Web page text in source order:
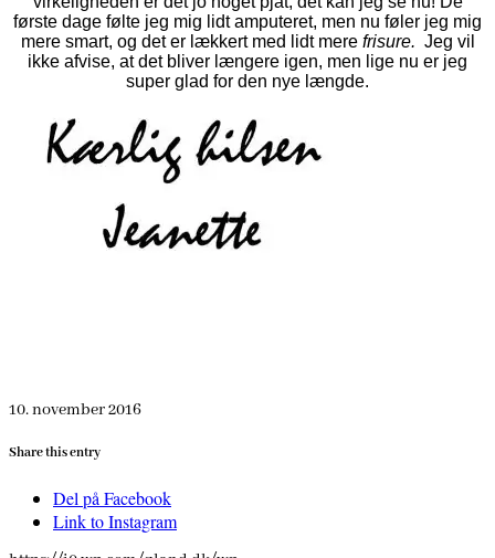
første dage følte jeg mig lidt amputeret, men nu føler jeg mig
mere smart, og det er lækkert med lidt mere frisure. Jeg vil
ikke afvise, at det bliver længere igen, men lige nu er jeg
super glad for den nye længde.
10. november 2016
Share this entry
Del på Facebook
Link to Instagram